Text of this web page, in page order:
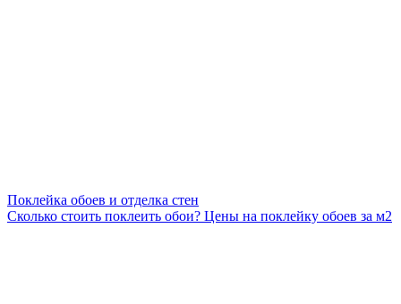
Поклейка обоев и отделка стен
Сколько стоить поклеить обои? Цены на поклейку обоев за м2